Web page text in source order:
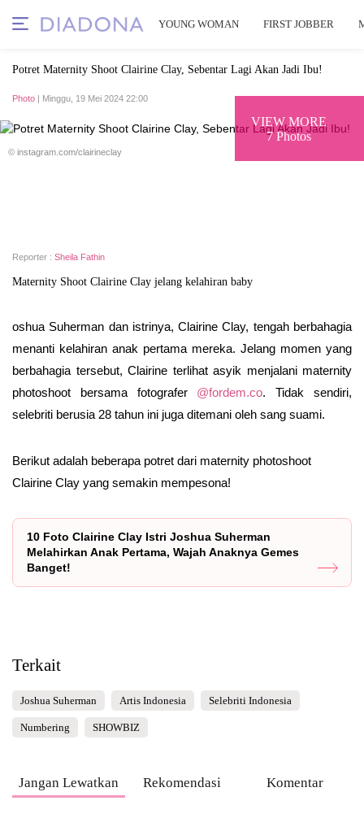
YOUNG WOMAN FIRST JOBBER
Potret Maternity Shoot Clairine Clay, Sebentar Lagi Akan Jadi Ibu!
Photo | Minggu, 19 Mei 2024 22:00
VIEW MORE
7 Photos
© instagram.com/clairineclay
Reporter : Sheila Fathin
Maternity Shoot Clairine Clay jelang kelahiran baby
oshua Suherman dan istrinya, Clairine Clay, tengah berbahagia
menanti kelahiran anak pertama mereka. Jelang momen yang
berbahagia tersebut, Clairine terlihat asyik menjalani maternity
photoshoot bersama fotografer @fordem.co. Tidak sendiri,
selebriti berusia 28 tahun ini juga ditemani oleh sang suami.
Berikut adalah beberapa potret dari maternity photoshoot
Clairine Clay yang semakin mempesona!
10 Foto Clairine Clay Istri Joshua Suherman
Melahirkan Anak Pertama, Wajah Anaknya Gemes
Banget!
Terkait
Joshua Suherman Artis Indonesia Selebriti Indonesia
Numbering SHOWBIZ
Jangan Lewatkan Rekomendasi Komentar